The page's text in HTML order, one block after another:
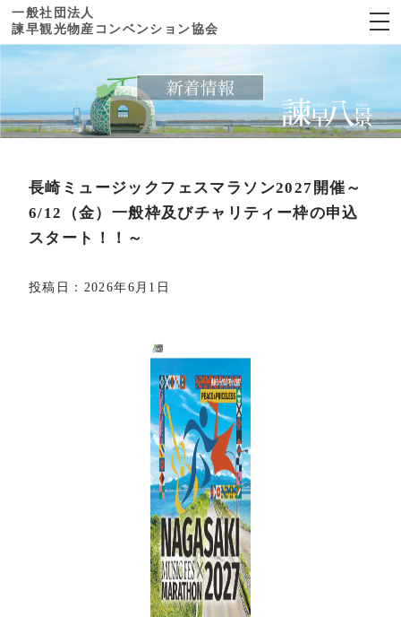
一般社団法人
諫早観光物産コンベンション協会
諫早観光物産
×
ホーム
食べる
スポーツ施設
泊まる
旅に役立つ情報
コンベンション情報
物産ホール
会員一覧
お問い合わせ
長崎ミュージックフェスマラソン2027開催～
6/12（金）一般枠及びチャリティー枠の申込
スタート！！～
投稿日： 2026年6月1日